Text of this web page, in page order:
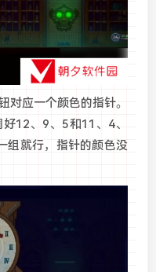
对应一个颜色的指针。
12、9、5和11、4、
组就行，指针的颜色没